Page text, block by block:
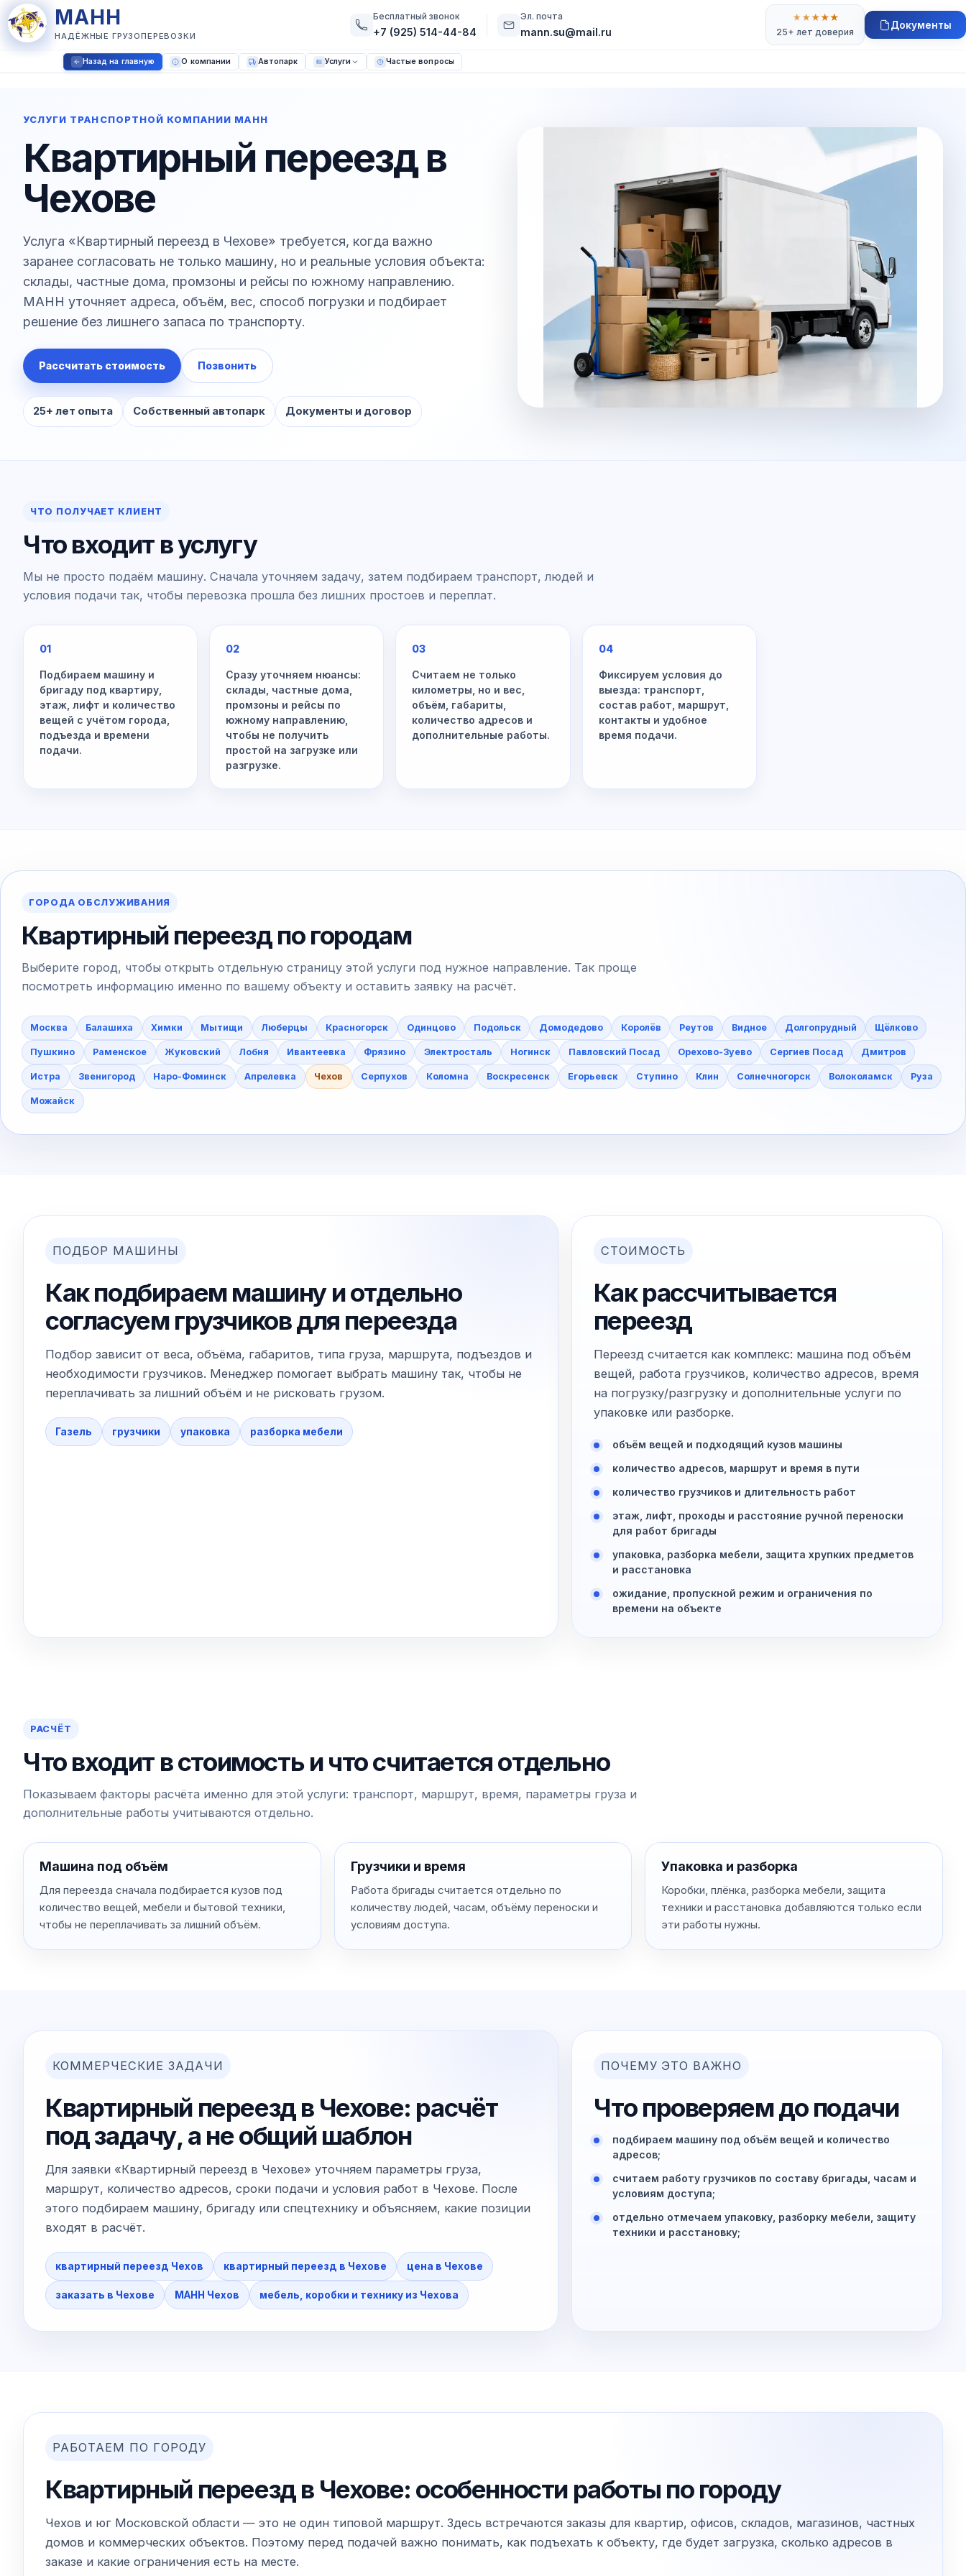
МАНН
НАДЁЖНЫЕ ГРУЗОПЕРЕВОЗКИ
Бесплатный звонок
+7 (925) 514-44-84
Эл. почта
mann.su@mail.ru
★ ★★★★
25+ лет доверия
Документы
Назад на главную О компании Автопарк Услуги Частые вопросы
УСЛУГИ ТРАНСПОРТНОЙ КОМПАНИИ МАНН
Квартирный переезд в
Чехове
Услуга «Квартирный переезд в Чехове» требуется, когда важно
заранее согласовать не только машину, но и реальные условия объекта:
склады, частные дома, промзоны и рейсы по южному направлению.
МАНН уточняет адреса, объём, вес, способ погрузки и подбирает
решение без лишнего запаса по транспорту.
Рассчитать стоимость Позвонить
25+ лет опыта Собственный автопарк Документы и договор
ЧТО ПОЛУЧАЕТ КЛИЕНТ
Что входит в услугу
Мы не просто подаём машину. Сначала уточняем задачу, затем подбираем транспорт, людей и
условия подачи так, чтобы перевозка прошла без лишних простоев и переплат.
01
Подбираем машину и
бригаду под квартиру,
этаж, лифт и количество
вещей с учётом города,
подъезда и времени
подачи.
02
Сразу уточняем нюансы:
склады, частные дома,
промзоны и рейсы по
южному направлению,
чтобы не получить
простой на загрузке или
разгрузке.
03
Считаем не только
километры, но и вес,
объём, габариты,
количество адресов и
дополнительные работы.
04
Фиксируем условия до
выезда: транспорт,
состав работ, маршрут,
контакты и удобное
время подачи.
ГОРОДА ОБСЛУЖИВАНИЯ
Квартирный переезд по городам
Выберите город, чтобы открыть отдельную страницу этой услуги под нужное направление. Так проще
посмотреть информацию именно по вашему объекту и оставить заявку на расчёт.
Москва Балашиха Химки Мытищи Люберцы Красногорск Одинцово Подольск Домодедово Королёв Реутов Видное Долгопрудный Щёлково
Пушкино Раменское Жуковский Лобня Ивантеевка Фрязино Электросталь Ногинск Павловский Посад Орехово-Зуево Сергиев Посад Дмитров
Истра Звенигород Наро-Фоминск Апрелевка Чехов Серпухов Коломна Воскресенск Егорьевск Ступино Клин Солнечногорск Волоколамск Руза
Можайск
ПОДБОР МАШИНЫ
Как подбираем машину и отдельно
согласуем грузчиков для переезда
Подбор зависит от веса, объёма, габаритов, типа груза, маршрута, подъездов и
необходимости грузчиков. Менеджер помогает выбрать машину так, чтобы не
переплачивать за лишний объём и не рисковать грузом.
Газель грузчики упаковка разборка мебели
СТОИМОСТЬ
Как рассчитывается
переезд
Переезд считается как комплекс: машина под объём
вещей, работа грузчиков, количество адресов, время
на погрузку/разгрузку и дополнительные услуги по
упаковке или разборке.
объём вещей и подходящий кузов машины
количество адресов, маршрут и время в пути
количество грузчиков и длительность работ
этаж, лифт, проходы и расстояние ручной переноски
для работ бригады
упаковка, разборка мебели, защита хрупких предметов
и расстановка
ожидание, пропускной режим и ограничения по
времени на объекте
РАСЧЁТ
Что входит в стоимость и что считается отдельно
Показываем факторы расчёта именно для этой услуги: транспорт, маршрут, время, параметры груза и
дополнительные работы учитываются отдельно.
Машина под объём
Для переезда сначала подбирается кузов под
количество вещей, мебели и бытовой техники,
чтобы не переплачивать за лишний объём.
Грузчики и время
Работа бригады считается отдельно по
количеству людей, часам, объёму переноски и
условиям доступа.
Упаковка и разборка
Коробки, плёнка, разборка мебели, защита
техники и расстановка добавляются только если
эти работы нужны.
КОММЕРЧЕСКИЕ ЗАДАЧИ
Квартирный переезд в Чехове: расчёт
под задачу, а не общий шаблон
Для заявки «Квартирный переезд в Чехове» уточняем параметры груза,
маршрут, количество адресов, сроки подачи и условия работ в Чехове. После
этого подбираем машину, бригаду или спецтехнику и объясняем, какие позиции
входят в расчёт.
квартирный переезд Чехов квартирный переезд в Чехове цена в Чехове
заказать в Чехове МАНН Чехов мебель, коробки и технику из Чехова
ПОЧЕМУ ЭТО ВАЖНО
Что проверяем до подачи
подбираем машину под объём вещей и количество
адресов;
считаем работу грузчиков по составу бригады, часам и
условиям доступа;
отдельно отмечаем упаковку, разборку мебели, защиту
техники и расстановку;
РАБОТАЕМ ПО ГОРОДУ
Квартирный переезд в Чехове: особенности работы по городу
Чехов и юг Московской области — это не один типовой маршрут. Здесь встречаются заказы для квартир, офисов, складов, магазинов, частных
домов и коммерческих объектов. Поэтому перед подачей важно понимать, как подъехать к объекту, где будет загрузка, сколько адресов в
заказе и какие ограничения есть на месте.